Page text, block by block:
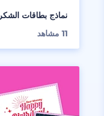
نماذج بطاقات الشكر
11 مشاهد